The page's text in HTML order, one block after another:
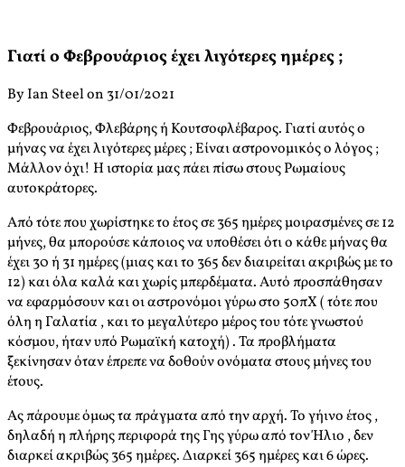
Γιατί ο Φεβρουάριος έχει λιγότερες ημέρες ;
By Ian Steel on 31/01/2021
Φεβρουάριος, Φλεβάρης ή Κουτσοφλέβαρος. Γιατί αυτός ο
μήνας να έχει λιγότερες μέρες ; Είναι αστρονομικός ο λόγος ;
Μάλλον όχι! Η ιστορία μας πάει πίσω στους Ρωμαίους
αυτοκράτορες.
Από τότε που χωρίστηκε το έτος σε 365 ημέρες μοιρασμένες σε 12
μήνες, θα μπορούσε κάποιος να υποθέσει ότι ο κάθε μήνας θα
έχει 30 ή 31 ημέρες (μιας και το 365 δεν διαιρείται ακριβώς με το
12) και όλα καλά και χωρίς μπερδέματα. Αυτό προσπάθησαν
να εφαρμόσουν και οι αστρονόμοι γύρω στο 50πΧ ( τότε που
όλη η Γαλατία , και το μεγαλύτερο μέρος του τότε γνωστού
κόσμου, ήταν υπό Ρωμαϊκή κατοχή) . Τα προβλήματα
ξεκίνησαν όταν έπρεπε να δοθούν ονόματα στους μήνες του
έτους.
Ας πάρουμε όμως τα πράγματα από την αρχή. Το γήινο έτος ,
δηλαδή η πλήρης περιφορά της Γης γύρω από τον Ήλιο , δεν
διαρκεί ακριβώς 365 ημέρες. Διαρκεί 365 ημέρες και 6 ώρες.